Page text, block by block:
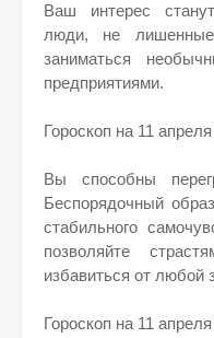
Ваш интерес
люди, не лишенные
заниматься
предприятиями.
Гороскоп на 11
Вы способны
Беспорядочный
стабильного
позволяйте
избавиться от любой
Гороскоп на 11